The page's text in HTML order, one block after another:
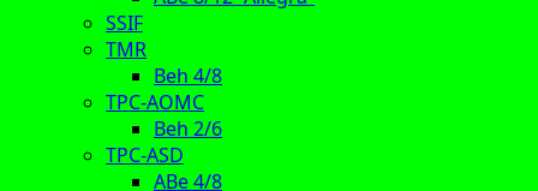
SSIF
TMR
Beh 4/8
TPC-AOMC
Beh 2/6
TPC-ASD
ABe 4/8